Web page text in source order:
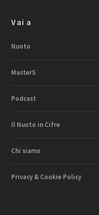
Vai a
Nuoto
MasterS
Podcast
Il Nuoto in Cifre
Chi siamo
Privacy & Cookie Policy